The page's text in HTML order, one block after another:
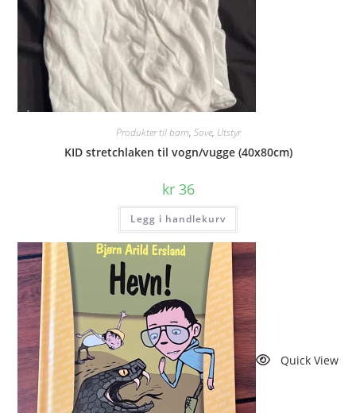
Produkter til barn, Sove, Utstyr
KID stretchlaken til vogn/vugge (40x80cm)
kr36
Legg i handlekurv
Quick View